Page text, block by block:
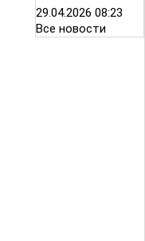
29.04.2026 08:23
Все новости